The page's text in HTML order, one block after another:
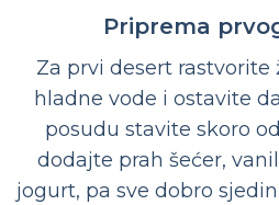
Priprema
Za prvi desert rastvorite
hladne vode i ostavite
posudu stavite skoro
dodajte prah šećer,
jogurt, pa sve dobro